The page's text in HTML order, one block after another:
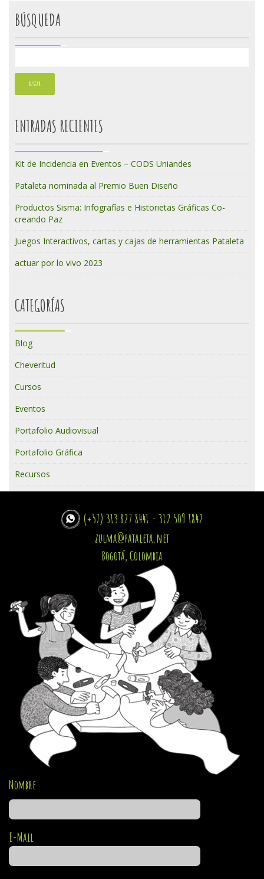
BÚSQUEDA
ENTRADAS RECIENTES
Kit de Incidencia en Eventos – CODS Uniandes
Pataleta nominada al Premio Buen Diseño
Productos Sisma: Infografías e Historietas Gráficas Co-
creando Paz
Juegos Interactivos, cartas y cajas de herramientas Pataleta
actuar por lo vivo 2023
CATEGORÍAS
Blog
Cheveritud
Cursos
Eventos
Portafolio Audiovisual
Portafolio Gráfica
Recursos
(+57) 313 827 8441 - 312 509 1842
zulma@pataleta.net
Bogotá, Colombia
Nombre
E-Mail